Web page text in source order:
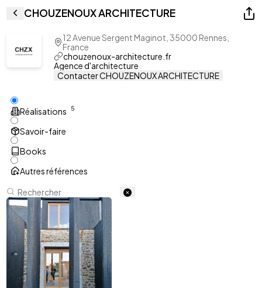
CHOUZENOUX ARCHITECTURE
12 Avenue Sergent Maginot, 35000 Rennes,
France
chouzenoux-architecture.fr
Agence d'architecture
Contacter CHOUZENOUX ARCHITECTURE
Réalisations 5
Savoir-faire
Books
Autres références